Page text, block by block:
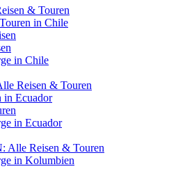
& Touren
in Chile
in Chile
Reisen & Touren
in Ecuador
in Ecuador
Reisen & Touren
in Kolumbien